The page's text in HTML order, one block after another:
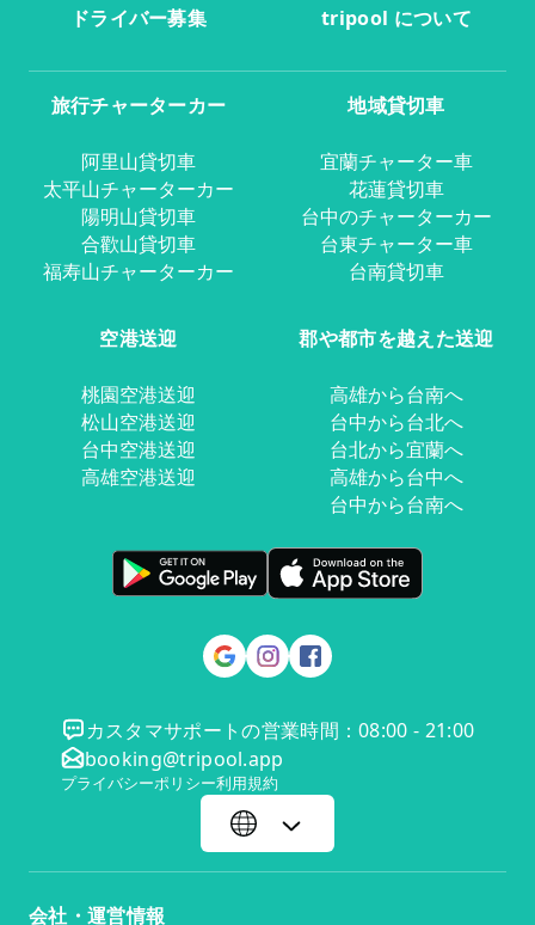
ドライバー募集
tripool について
旅行チャーターカー
阿里山貸切車
太平山チャーターカー
陽明山貸切車
合歡山貸切車
福寿山チャーターカー
地域貸切車
宜蘭チャーター車
花蓮貸切車
台中のチャーターカー
台東チャーター車
台南貸切車
空港送迎
桃園空港送迎
松山空港送迎
台中空港送迎
高雄空港送迎
郡や都市を越えた送迎
高雄から台南へ
台中から台北へ
台北から宜蘭へ
高雄から台中へ
台中から台南へ
カスタマサポートの営業時間：08:00 - 21:00
booking@tripool.app
プライバシーポリシー利用規約
会社・運営情報